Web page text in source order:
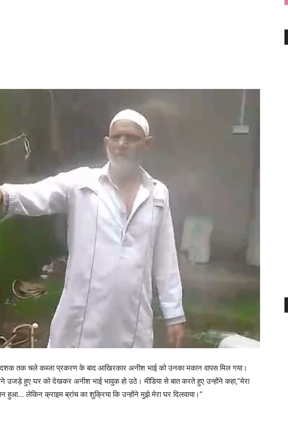
तक चले कब्जा प्रकरण के बाद आखिरकार अनीश भाई को उनका मकान वापस मिल गया।
उजड़े हुए घर को देखकर अनीश भाई भावुक हो उठे। मीडिया से बात करते हुए उन्होंने कहा,”मेरा
लेकिन क्राइम ब्रांच का शुक्रिया कि उन्होंने मुझे मेरा घर दिलवाया।”